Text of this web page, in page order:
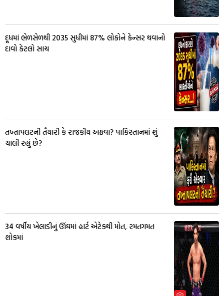
દૂધમાં ભેળસેળથી 2035 સુધીમાં 87% લોકોને કેન્સર થવાનો
દાવો કેટલો સાચ
તખ્તાપલટની તૈયારી કે રાજકીય અફવા? પાકિસ્તાનમાં શું
ચાલી રહ્યું છે?
34 વર્ષીય ખેલાડીનું ઊંઘમાં હાર્ટ એટેકથી મોત, રમતગમત
શોકમાં